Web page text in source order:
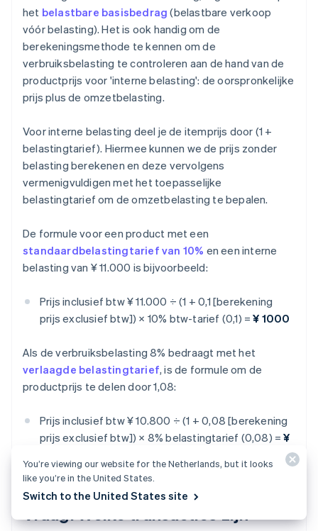
het belastbare basisbedrag (belastbare verkoop
vóór belasting). Het is ook handig om de
berekeningsmethode te kennen om de
verbruiksbelasting te controleren aan de hand van de
productprijs voor 'interne belasting': de oorspronkelijke
prijs plus de omzetbelasting.
Voor interne belasting deel je de itemprijs door (1 +
belastingtarief). Hiermee kunnen we de prijs zonder
belasting berekenen en deze vervolgens
vermenigvuldigen met het toepasselijke
belastingtarief om de omzetbelasting te bepalen.
De formule voor een product met een
standaardbelastingtarief van 10% en een interne
belasting van ¥ 11.000 is bijvoorbeeld:
Prijs inclusief btw ¥ 11.000 ÷ (1 + 0,1 [berekening
prijs exclusief btw]) × 10% btw-tarief (0,1) =¥ 1000
Als de verbruiksbelasting 8% bedraagt met het
verlaagde belastingtarief, is de formule om de
productprijs te delen door 1,08:
Prijs inclusief btw ¥ 10.800 ÷ (1 + 0,08 [berekening
prijs exclusief btw]) × 8% belastingtarief (0,08) =¥
You’re viewing our website for the Netherlands, but it looks
like you’re in the United States.
Switch to the United States site